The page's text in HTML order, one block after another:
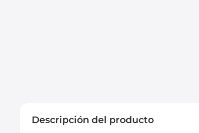
Descripción del producto